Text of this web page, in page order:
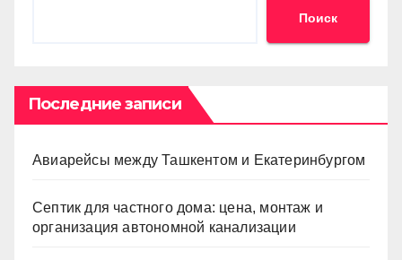
Поиск
Последние записи
Авиарейсы между Ташкентом и Екатеринбургом
Септик для частного дома: цена, монтаж и
организация автономной канализации